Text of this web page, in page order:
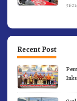
31/
Recent Post